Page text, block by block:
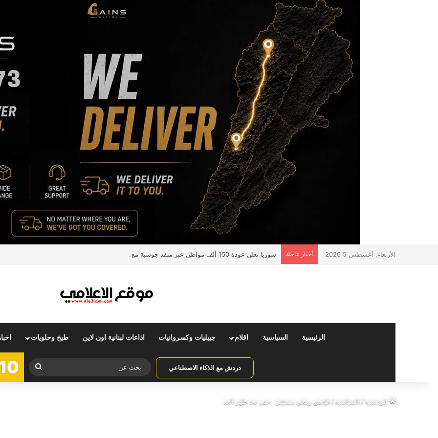
الأربعاء, أغسطس 5 2026 أخبار عاجلة سوريا تعلن عودة 150 ألف مواطن عبر منفذ جوسية مع لبنان
الرئيسية السياسية اقلام جبيليات وكسروانيات اذاعات لبنانية اون لاين طبخ وحلويات
دردش مع الذكاء الاصطناعي
بحث
عن
الرئيسية/ السياسية/طقس ربيعي مستقر.. حتى بعد ظهر الغد